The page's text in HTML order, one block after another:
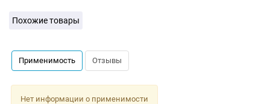
Похожие товары
Применимость Отзывы
Нет информации о применимости